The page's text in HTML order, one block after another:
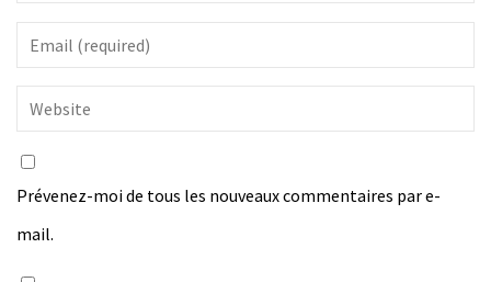
Prévenez-moi de tous les nouveaux commentaires par e-
mail.